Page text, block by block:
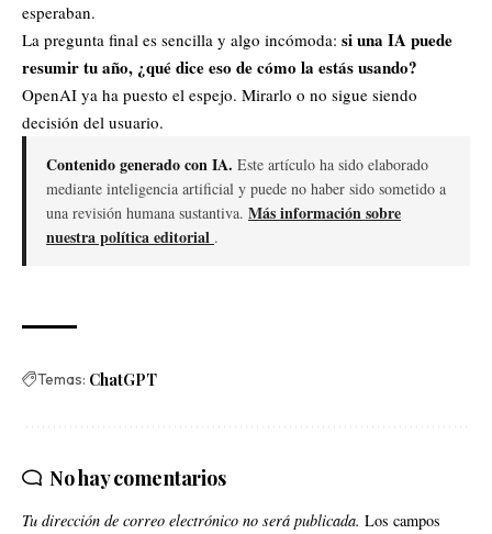
esperaban.
La pregunta final es sencilla y algo incómoda: si una IA puede
resumir tu año, ¿qué dice eso de cómo la estás usando?
OpenAI ya ha puesto el espejo. Mirarlo o no sigue siendo
decisión del usuario.
Contenido generado con IA. Este artículo ha sido elaborado
mediante inteligencia artificial y puede no haber sido sometido a
una revisión humana sustantiva. Más información sobre
nuestra política editorial .
Temas: ChatGPT
No hay comentarios
Tu dirección de correo electrónico no será publicada. Los campos